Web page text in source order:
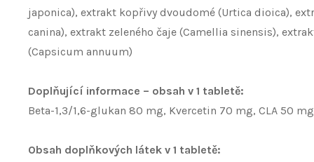
japonica), extrakt kopřivy dvoudomé (Urtica dioica),
canina), extrakt zeleného čaje (Camellia sinensis),
(Capsicum annuum)
Doplňující informace – obsah v 1 tabletě:
Beta-1,3/1,6-glukan 80 mg, Kvercetin 70 mg, CLA 50 mg
Obsah doplňkových látek v 1 tabletě: